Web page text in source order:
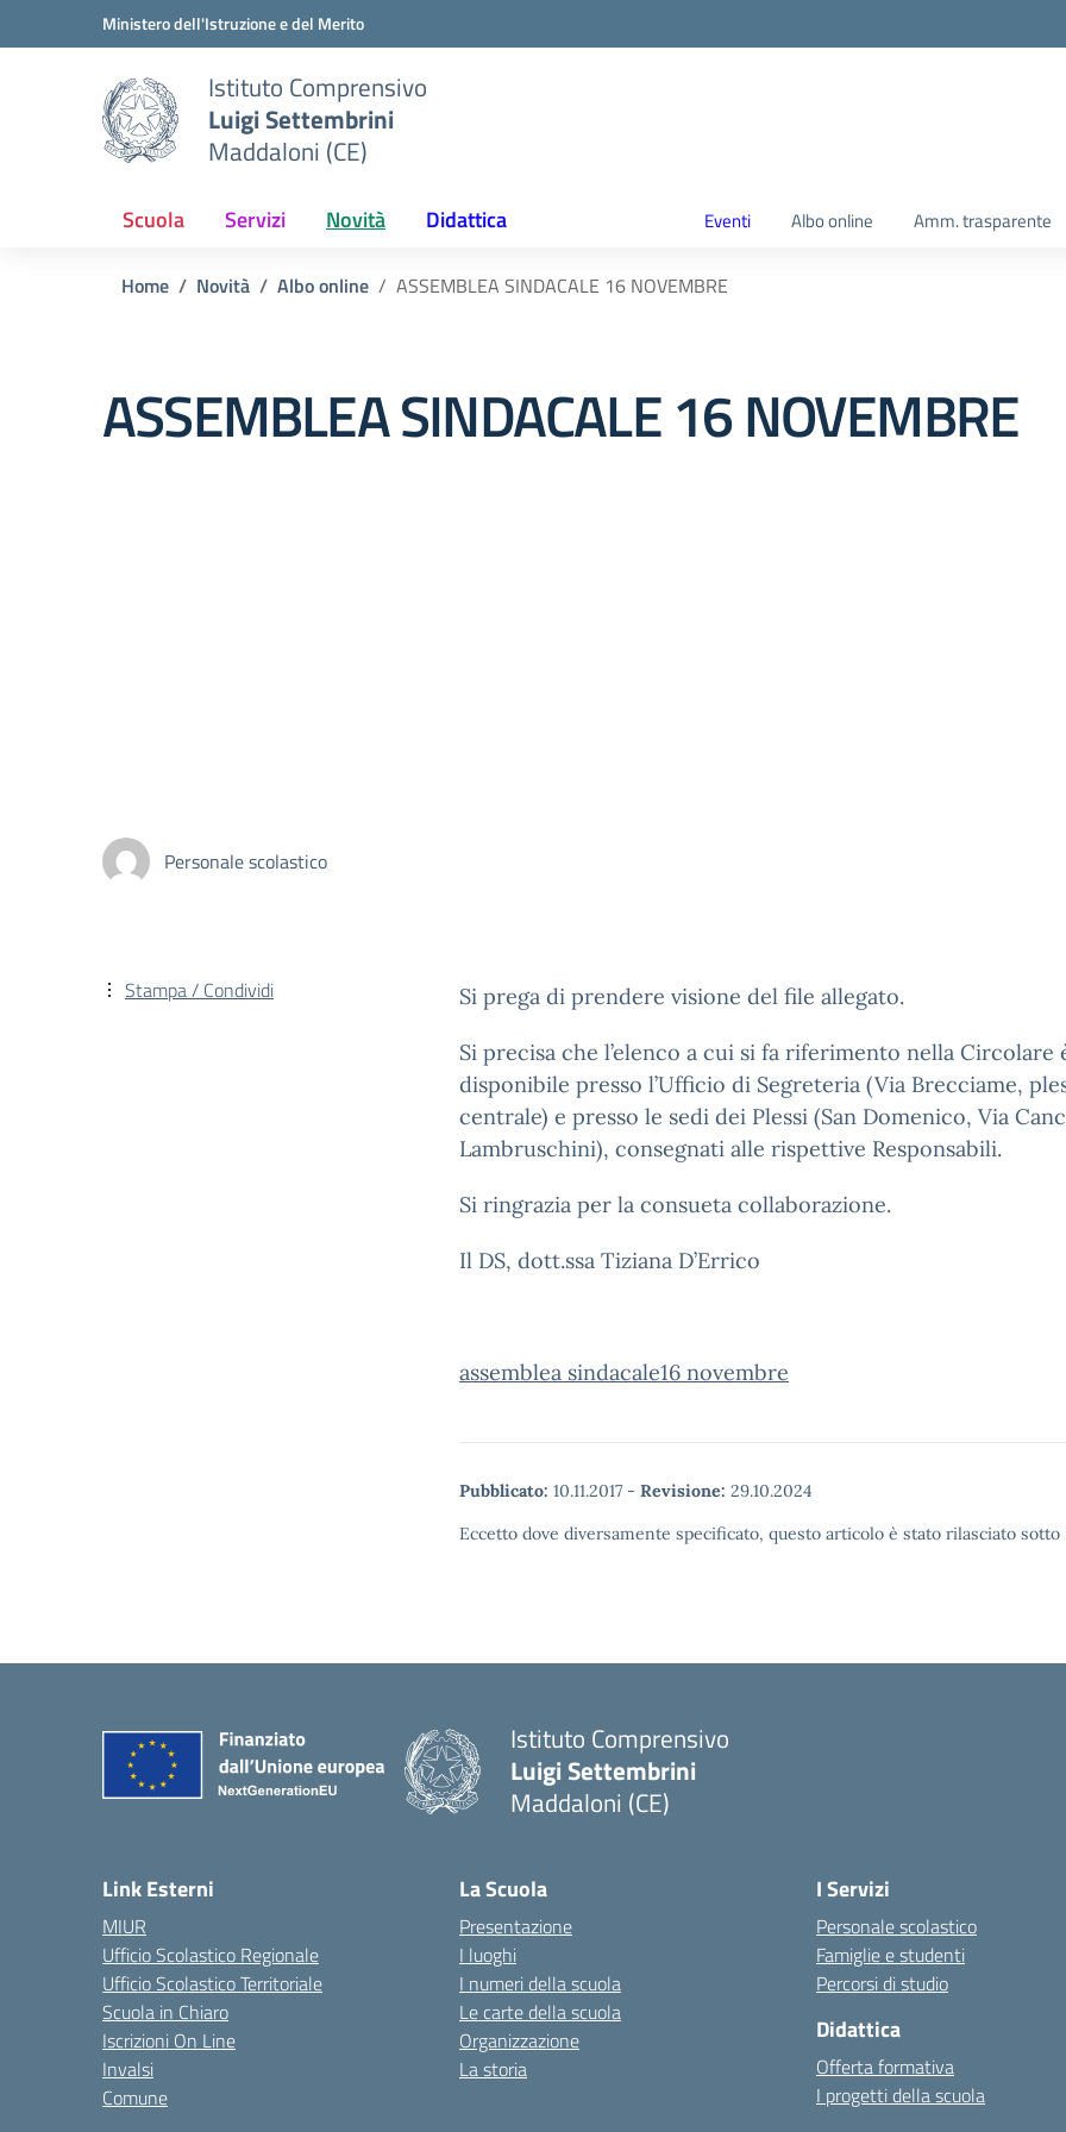
Vai ai contenuti
Vai al menu di navigazioneMinistero dell'Istruzione e del Merito
Istituto Comprensivo
Luigi Settembrini
Maddaloni (CE)
Scuola Servizi Novità Didattica Eventi Albo online Amm. trasparente
Home Novità Albo online ASSEMBLEA SINDACALE 16 NOVEMBRE
ASSEMBLEA SINDACALE 16 NOVEMBRE
Personale scolastico
Si prega di prendere visione del file allegato.
Si precisa che l’elenco a cui si fa riferimento nella Circolare
disponibile presso l’Ufficio di Segreteria (Via Brecciame,
centrale) e presso le sedi dei Plessi (San Domenico, Via
Lambruschini), consegnati alle rispettive Responsabili.
Si ringrazia per la consueta collaborazione.
Il DS, dott.ssa Tiziana D’Errico
assemblea sindacale16 novembre
Pubblicato: 10.11.2017 - Revisione: 29.10.2024
Eccetto dove diversamente specificato, questo articolo è stato rilasciato
Stampa / Condividi
Istituto Comprensivo
Luigi Settembrini
Maddaloni (CE)
Link Esterni
MIUR
Ufficio Scolastico Regionale
Ufficio Scolastico Territoriale
Scuola in Chiaro
Iscrizioni On Line
Invalsi
Comune
La Scuola
Presentazione
I luoghi
I numeri della scuola
Le carte della scuola
Organizzazione
La storia
I Servizi
Personale scolastico
Famiglie e studenti
Percorsi di studio
Didattica
Offerta formativa
I progetti della scuola